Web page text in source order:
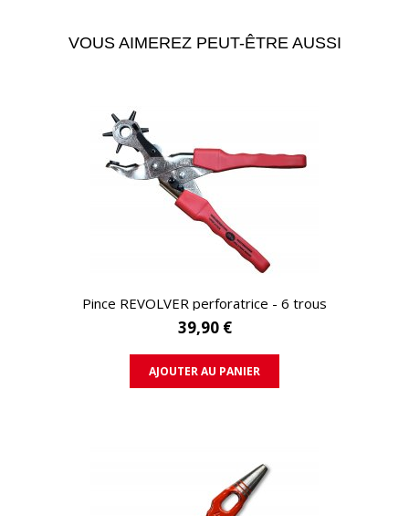
VOUS AIMEREZ PEUT-ÊTRE AUSSI
APERÇU RAPIDE
Pince REVOLVER perforatrice - 6 trous
39,90 €
AJOUTER AU PANIER